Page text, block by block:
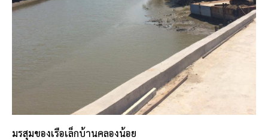
มรสุมของเรือเล็กบ้านคลองน้อย